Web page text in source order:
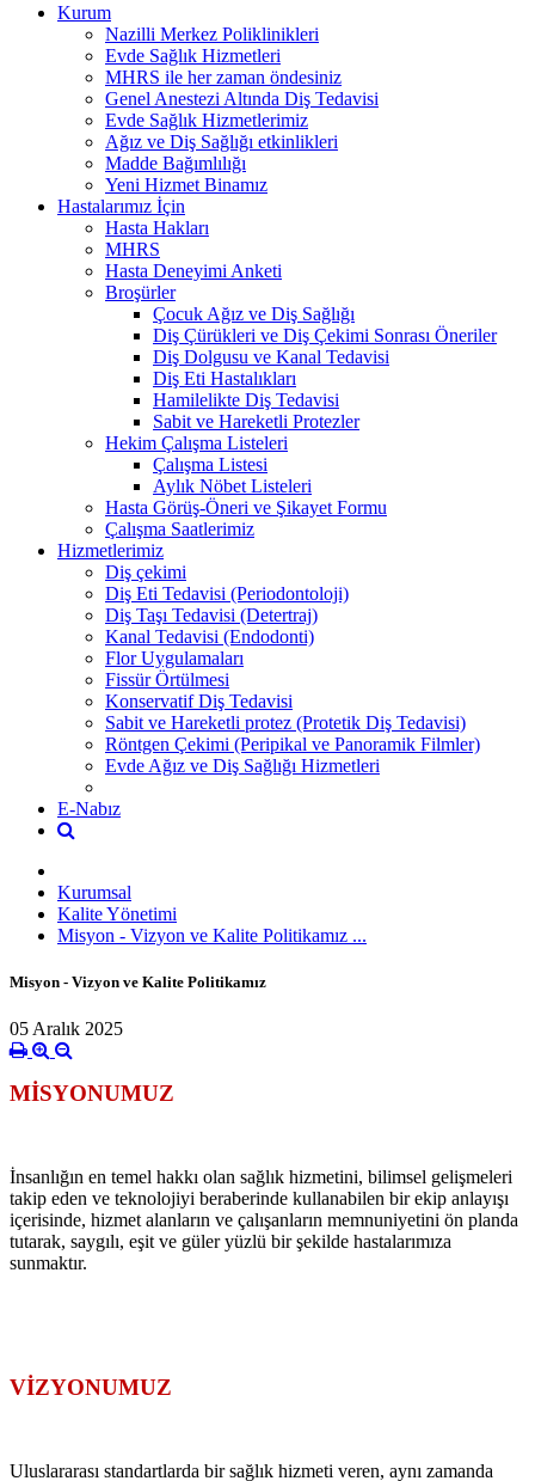
Kurum
Nazilli Merkez Poliklinikleri
Evde Sağlık Hizmetleri
MHRS ile her zaman öndesiniz
Genel Anestezi Altında Diş Tedavisi
Evde Sağlık Hizmetlerimiz
Ağız ve Diş Sağlığı etkinlikleri
Madde Bağımlılığı
Yeni Hizmet Binamız
Hastalarımız İçin
Hasta Hakları
MHRS
Hasta Deneyimi Anketi
Broşürler
Çocuk Ağız ve Diş Sağlığı
Diş Çürükleri ve Diş Çekimi Sonrası Öneriler
Diş Dolgusu ve Kanal Tedavisi
Diş Eti Hastalıkları
Hamilelikte Diş Tedavisi
Sabit ve Hareketli Protezler
Hekim Çalışma Listeleri
Çalışma Listesi
Aylık Nöbet Listeleri
Hasta Görüş-Öneri ve Şikayet Formu
Çalışma Saatlerimiz
Hizmetlerimiz
Diş çekimi
Diş Eti Tedavisi (Periodontoloji)
Diş Taşı Tedavisi (Detertraj)
Kanal Tedavisi (Endodonti)
Flor Uygulamaları
Fissür Örtülmesi
Konservatif Diş Tedavisi
Sabit ve Hareketli protez (Protetik Diş Tedavisi)
Röntgen Çekimi (Peripikal ve Panoramik Filmler)
Evde Ağız ve Diş Sağlığı Hizmetleri
E-Nabız
Kurumsal
Kalite Yönetimi
Misyon - Vizyon ve Kalite Politikamız ...
Misyon - Vizyon ve Kalite Politikamız
05 Aralık 2025
MİSYONUMUZ
İnsanlığın en temel hakkı olan sağlık hizmetini, bilimsel gelişmeleri
takip eden ve teknolojiyi beraberinde kullanabilen bir ekip anlayışı
içerisinde, hizmet alanların ve çalışanların memnuniyetini ön planda
tutarak, saygılı, eşit ve güler yüzlü bir şekilde hastalarımıza
sunmaktır.
VİZYONUMUZ
Uluslararası standartlarda bir sağlık hizmeti veren, aynı zamanda